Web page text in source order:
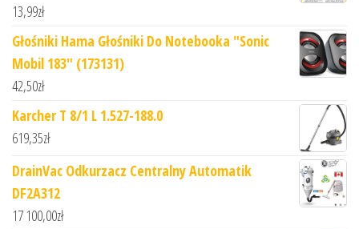
13,99zł
Głośniki Hama Głośniki Do Notebooka "Sonic
Mobil 183" (173131)
42,50zł
Karcher T 8/1 L 1.527-188.0
619,35zł
DrainVac Odkurzacz Centralny Automatik
DF2A312
17 100,00zł